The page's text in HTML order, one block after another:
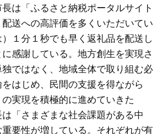
は「ふるさと納税ポータルサイト
送への高評価を多くいただいてい
１分１秒でも早く返礼品を配送し
感謝している。地方創生を実現さ
ではなく、地域全体で取り組む必
はじめ、民間の支援を得ながら
の実現を積極的に進めていきた
「さまざまな社会課題がある中
要性が増している。それぞれが有